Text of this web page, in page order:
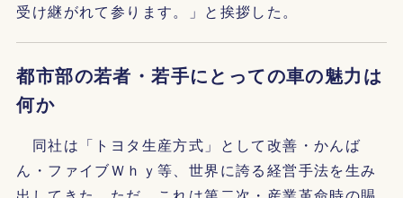
受け継がれて参ります。」と挨拶した。
都市部の若者・若手にとっての車の魅力は
何か
同社は「トヨタ生産方式」として改善・かんば
ん・ファイブＷｈｙ等、世界に誇る経営手法を生み